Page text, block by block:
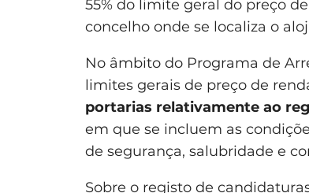
55% do limite geral do preço
concelho onde se localiza o
No âmbito do Programa de
limites gerais de preço de
portarias relativamente ao
em que se incluem as
de segurança, salubridade e
Sobre o registo de